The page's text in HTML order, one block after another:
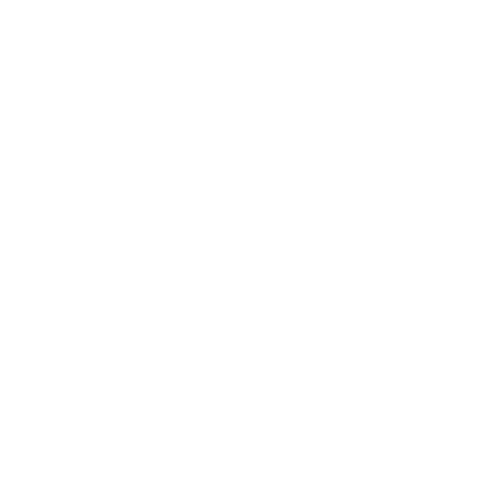
комплекса Всесоюзной
организовать в Хамовниках
всего сохранился главный
перенесут арку главного
построенную в 1950-х годах.